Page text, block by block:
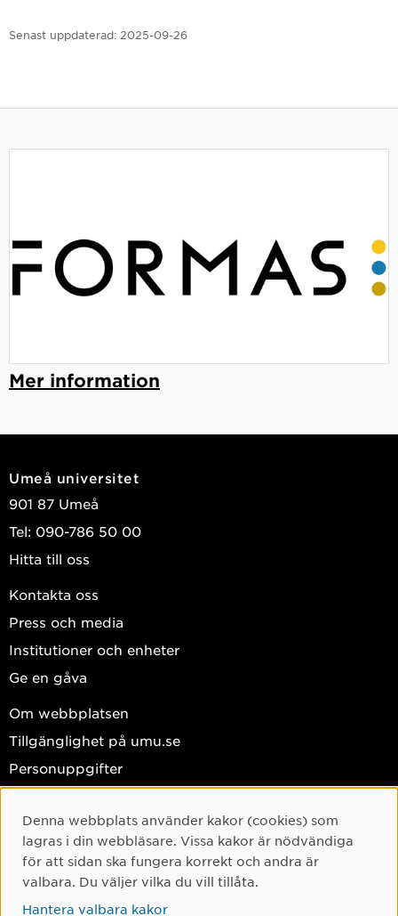
Senast uppdaterad: 2025-09-26
Mer information
Umeå universitet
901 87 Umeå
Tel: 090-786 50 00
Hitta till oss
Kontakta oss
Press och media
Institutioner och enheter
Ge en gåva
Om webbplatsen
Tillgänglighet på umu.se
Personuppgifter
Facebook
Instagram
TikTok
Cookie-samtycke
Denna webbplats använder kakor (cookies) som
lagras i din webbläsare. Vissa kakor är nödvändiga
för att sidan ska fungera korrekt och andra är
valbara. Du väljer vilka du vill tillåta.
Hantera valbara kakor